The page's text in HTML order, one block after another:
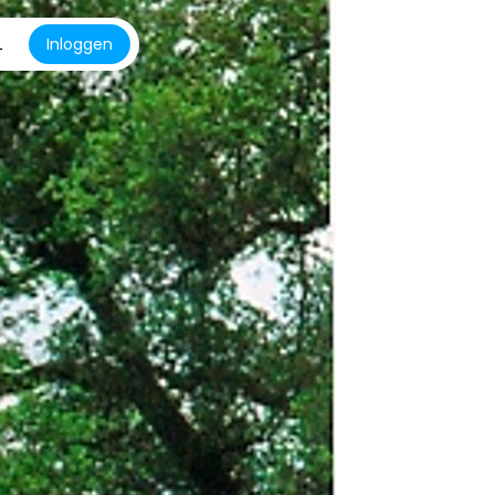
Inloggen